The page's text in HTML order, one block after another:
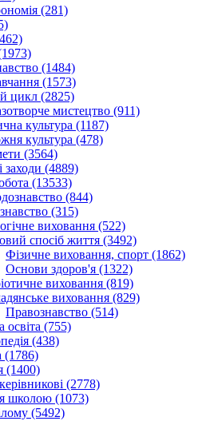
(281)
(1484)
(1573)
цикл (2825)
мистецтво (911)
культура (1187)
культура (478)
(3564)
заходи (4889)
(13533)
(844)
(315)
виховання (522)
спосіб життя (3492)
Фізичне виховання, спорт (1862)
Основи здоров'я (1322)
виховання (819)
виховання (829)
Правознавство (514)
освіта (755)
(438)
(1786)
(1400)
(2778)
школою (1073)
(5492)